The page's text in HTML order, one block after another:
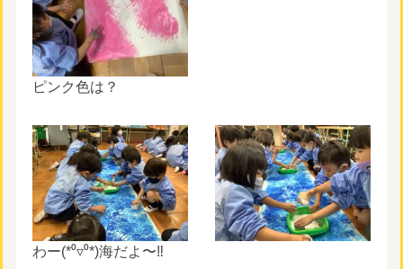
ピンク色は？
わー(*⁰▿⁰*)海だよ〜‼︎